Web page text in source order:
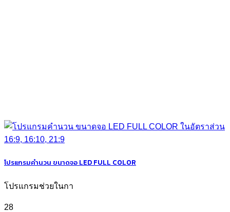
โปรแกรมคำนวน ขนาดจอ LED FULL COLOR
โปรแกรมช่วยในกา
28